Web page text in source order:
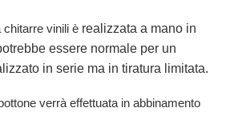
chitarre vinili è realizzata a mano in
essere normale per un
in serie ma in tiratura limitata.
verrà effettuata in abbinamento